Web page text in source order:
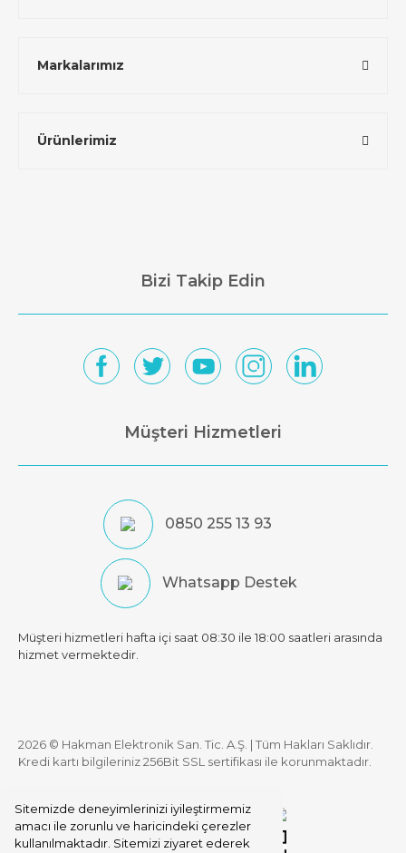
Sitemizde deneyimlerinizi iyileştirmemiz
amacı ile zorunlu ve haricindeki çerezler
kullanılmaktadır. Sitemizi ziyaret ederek
Markalarımız
Ürünlerimiz
Bizi Takip Edin
Müşteri Hizmetleri
0850 255 13 93
Whatsapp Destek
Müşteri hizmetleri hafta içi saat 08:30 ile 18:00 saatleri arasında
hizmet vermektedir.
2026 © Hakman Elektronik San. Tic. A.Ş. | Tüm Hakları Saklıdır.
Kredi kartı bilgileriniz 256Bit SSL sertifikası ile korunmaktadır.